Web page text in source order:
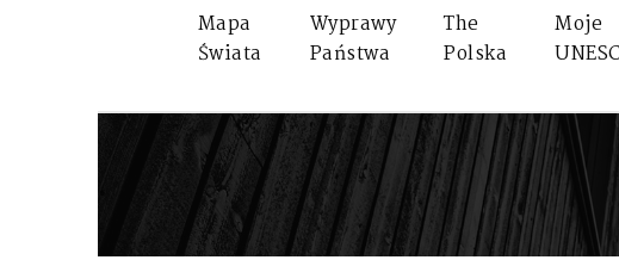
Mapa
Świata
Wyprawy
Państwa
The
Polska
Moje